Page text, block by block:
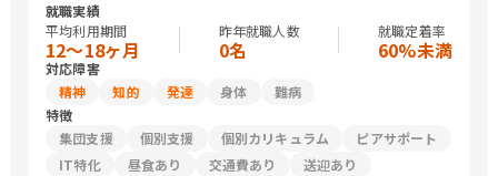
就職実績
平均利用期間
12〜18ヶ月
昨年就職人数
0名
就職定着率
60%未満
対応障害
精神
知的 発達 身体
難病
特徴
集団支援
個別支援 個別カリキュラム
ピアサポート
IT特化
昼食あり 交通費あり
送迎あり